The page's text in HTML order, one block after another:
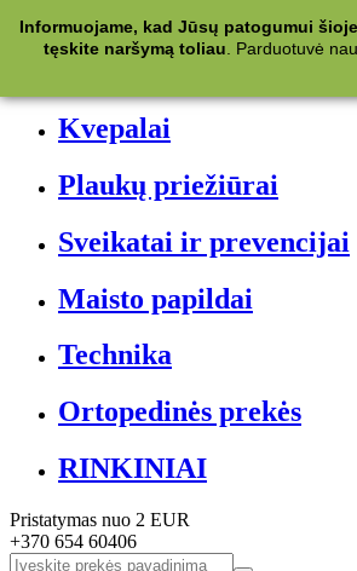
Kategorijos
Kvepalai
Plaukų priežiūrai
Sveikatai ir prevencijai
Maisto papildai
Technika
Ortopedinės prekės
RINKINIAI
Pristatymas nuo 2 EUR
+370 654 60406
Informuojame, kad Jūsų patogumui
tęskite naršymą toliau
Parduotuvė